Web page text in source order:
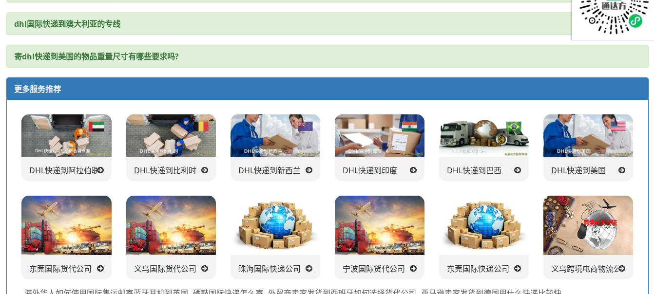
dhl国际快递到澳大利亚的专线
寄dhl快递到美国的物品重量尺寸有哪些要求吗?
更多服务推荐
DHL快递到阿拉伯联合酋长国 DHL快递到比利时 DHL快递到新西兰 DHL快递到印度 DHL快递到巴西 DHL快递到美国
东莞国际货代公司 义乌国际货代公司 珠海国际快递公司 宁波国际货代公司 东莞国际快递公司 义乌跨境电商物流公司